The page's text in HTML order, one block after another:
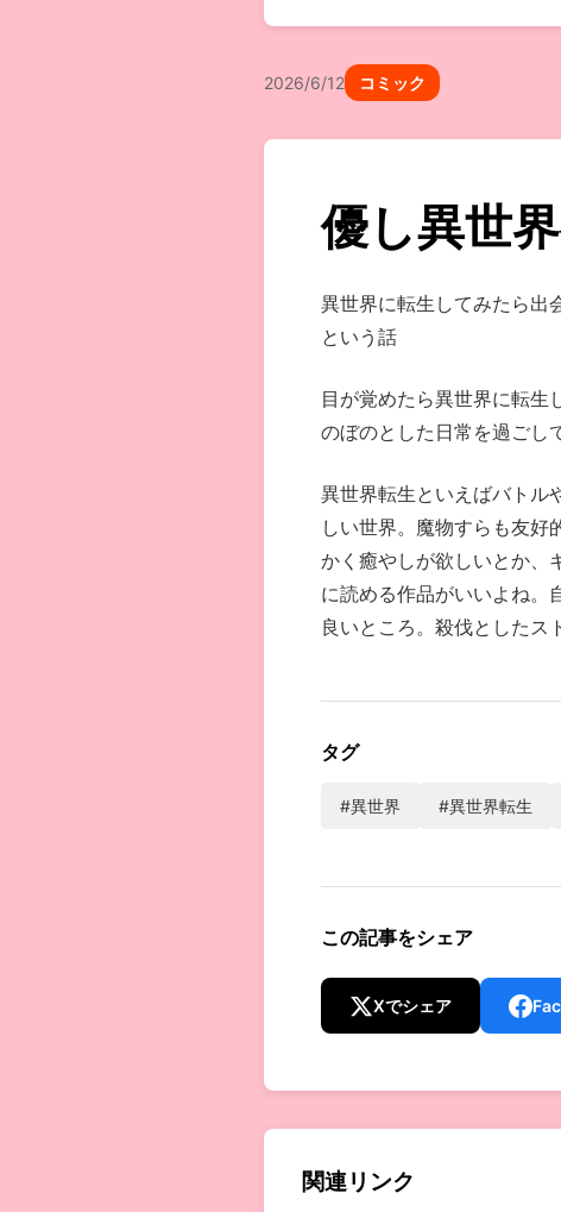
2026/6/12 コミック
優し異世
異世界に転生してみたら出
という話
目が覚めたら異世界に転生
のぼのとした日常を過ごし
異世界転生といえばバトル
しい世界。魔物すらも友好
かく癒やしが欲しいとか、
に読める作品がいいよね。
良いところ。殺伐としたス
タグ
#異世界 #異世界転生
この記事をシェア
Xでシェア
関連リンク